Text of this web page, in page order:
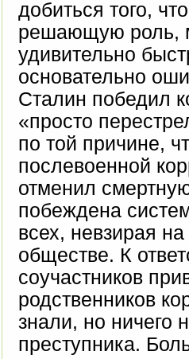
добиться того,
решающую роль,
удивительно
основательно
Сталин победил
«просто
по той причине,
послевоенной
отменил
побеждена
всех, невзирая
обществе. К
соучастников
родственников
знали, но ничего
преступника.